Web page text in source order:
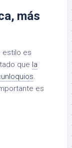
más
estilo es
que la
.
es